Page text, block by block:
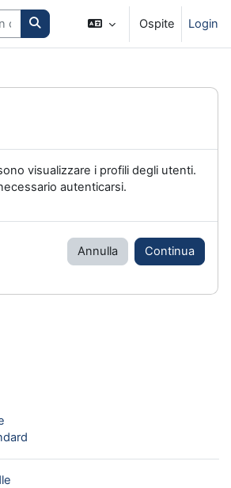
Search courses Ospite Login
visualizzare i profili degli utenti.
autenticarsi.
Annulla Continua